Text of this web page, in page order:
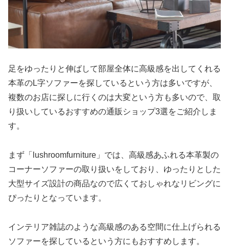
足をゆったりと伸ばして部屋全体に高級感を出してくれる
本革のL字ソファーを探しているという方は多いですが、
複数のお店に探しに行くのは大変という方も多いので、取
り扱いしているおすすめの通販ショップ3選をご紹介しま
す。
まず「lushroomfurniture」では、高級感あふれる本革製の
コーナーソファーの取り扱いをしており、ゆったりとした
大型サイズ設計の商品なので広くておしゃれなリビングに
ぴったりとなっています。
インテリア雑誌のような高級感のある空間に仕上げられる
ソファーを探しているという方にもおすすめします。